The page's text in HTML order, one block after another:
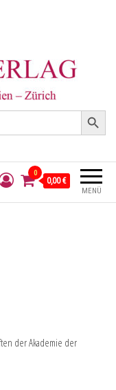
Search Button
MENÜ
0
0,00 €
der Akademie der